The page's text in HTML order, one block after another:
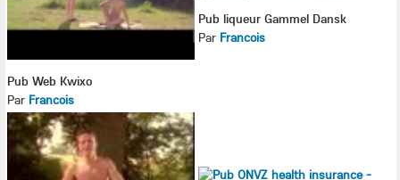
Pub Web Kwixo
Par Francois
Pub liqueur Gammel Dansk
Par Francois